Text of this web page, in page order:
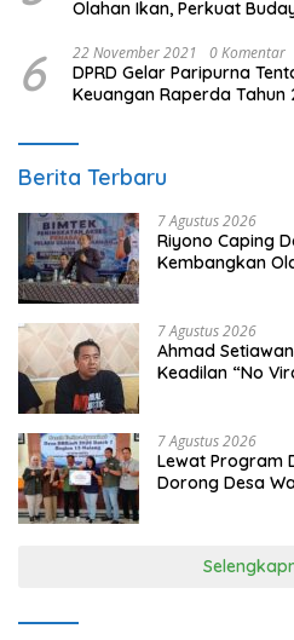
Olahan Ikan, Perkuat
6 22 November 2021 0 Komentar
DPRD Gelar Paripurna
Keuangan Raperda Tahun
Berita Terbaru
7 Agustus 2026
Riyono Caping
Kembangkan
7 Agustus 2026
Ahmad
Keadilan “No
7 Agustus 2026
Lewat Program
Dorong Desa